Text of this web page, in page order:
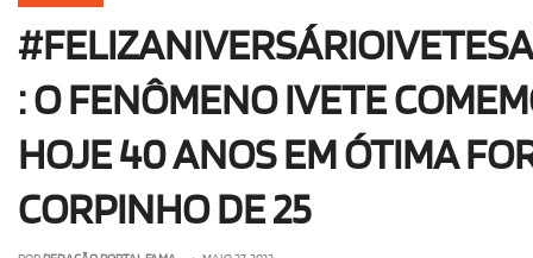
: O FENÔMENO IVETE
HOJE 40 ANOS EM ÓTIMA
CORPINHO DE 25